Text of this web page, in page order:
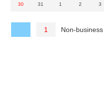
30 31 1 2 3
1 Non-business